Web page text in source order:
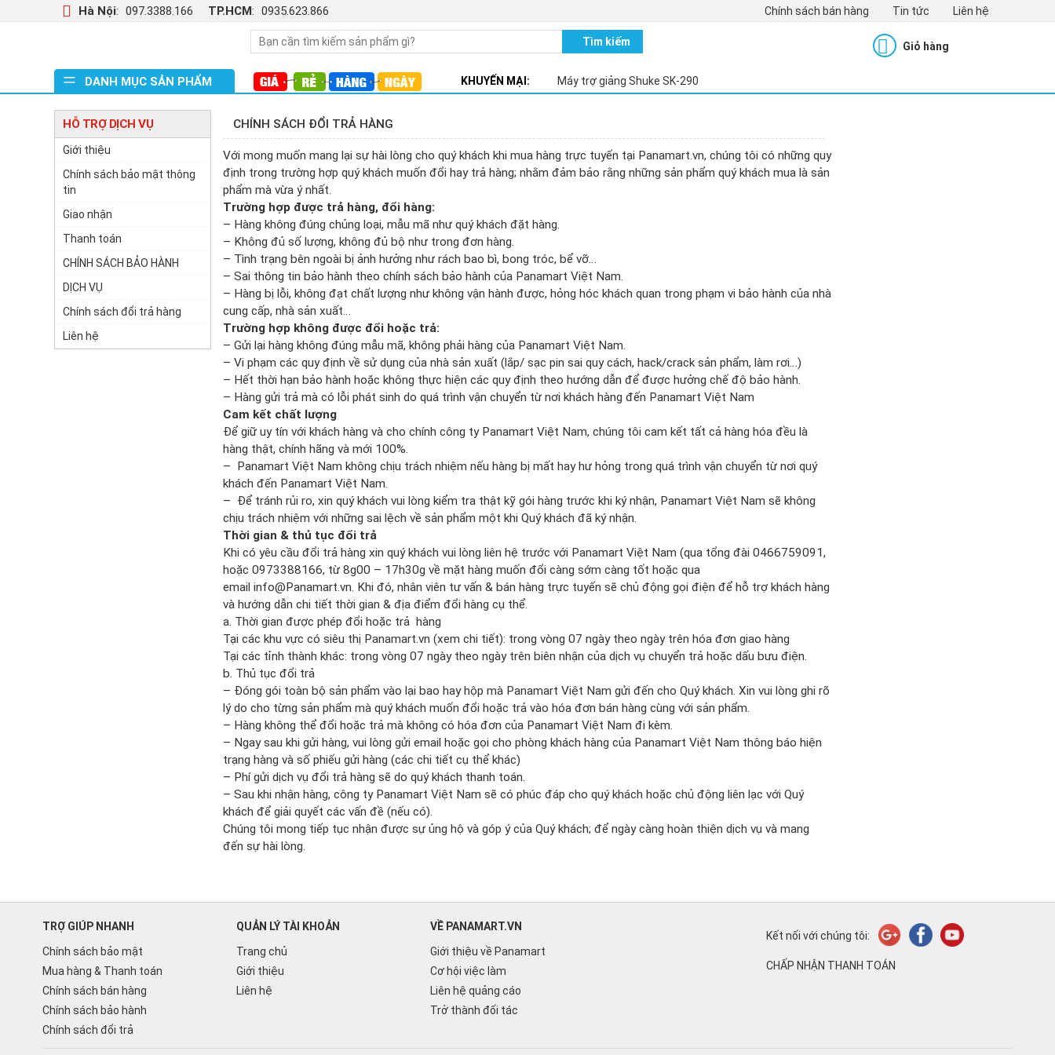
Hà Nội: 097.3388.166 TP.HCM: 0935.623.866 Liên hệ
Tin tức
Chính sách bán hàng
Giỏ hàng
DANH MỤC SẢN PHẨM KHUYẾN MẠI:
Máy trợ giảng Shuke SK-290
Loa kéo Takpro T80
Tủ sấy quần áo Samsung LBT-19S
HỖ TRỢ DỊCH VỤ
Giới thiệu
Chính sách bảo mật thông
tin
Giao nhận
Thanh toán
CHÍNH SÁCH BẢO HÀNH
DỊCH VỤ
Chính sách đổi trả hàng
Liên hệ
CHÍNH SÁCH ĐỔI TRẢ HÀNG
Với mong muốn mang lại sự hài lòng cho quý khách khi mua hàng trực tuyến tại Panamart.vn, chúng tôi có những quy
định trong trường hợp quý khách muốn đổi hay trả hàng; nhằm đảm bảo rằng những sản phẩm quý khách mua là sản
phẩm mà vừa ý nhất.
Trường hợp được trả hàng, đổi hàng:
– Hàng không đúng chủng loại, mẫu mã như quý khách đặt hàng.
– Không đủ số lượng, không đủ bộ như trong đơn hàng.
– Tình trạng bên ngoài bị ảnh hưởng như rách bao bì, bong tróc, bể vỡ…
– Sai thông tin bảo hành theo chính sách bảo hành của Panamart Việt Nam.
– Hàng bị lỗi, không đạt chất lượng như không vận hành được, hỏng hóc khách quan trong phạm vi bảo hành của nhà
cung cấp, nhà sản xuất…
Trường hợp không được đổi hoặc trả:
– Gửi lại hàng không đúng mẫu mã, không phải hàng của Panamart Việt Nam.
– Vi phạm các quy định về sử dụng của nhà sản xuất (lắp/ sạc pin sai quy cách, hack/crack sản phẩm, làm rơi…)
– Hết thời hạn bảo hành hoặc không thực hiện các quy định theo hướng dẫn để được hưởng chế độ bảo hành.
– Hàng gửi trả mà có lỗi phát sinh do quá trình vận chuyển từ nơi khách hàng đến Panamart Việt Nam
Cam kết chất lượng
Để giữ uy tín với khách hàng và cho chính công ty Panamart Việt Nam, chúng tôi cam kết tất cả hàng hóa đều là
hàng thật, chính hãng và mới 100%.
– Panamart Việt Nam không chịu trách nhiệm nếu hàng bị mất hay hư hỏng trong quá trình vận chuyển từ nơi quý
khách đến Panamart Việt Nam.
– Để tránh rủi ro, xin quý khách vui lòng kiểm tra thật kỹ gói hàng trước khi ký nhận, Panamart Việt Nam sẽ không
chịu trách nhiệm với những sai lệch về sản phẩm một khi Quý khách đã ký nhận.
Thời gian & thủ tục đổi trả
Khi có yêu cầu đổi trả hàng xin quý khách vui lòng liên hệ trước với Panamart Việt Nam (qua tổng đài 0466759091,
hoặc 0973388166, từ 8g00 – 17h30g về mặt hàng muốn đổi càng sớm càng tốt hoặc qua
email info@Panamart.vn. Khi đó, nhân viên tư vấn & bán hàng trực tuyến sẽ chủ động gọi điện để hỗ trợ khách hàng
và hướng dẫn chi tiết thời gian & địa điểm đổi hàng cụ thể.
a. Thời gian được phép đổi hoặc trả hàng
Tại các khu vực có siêu thị Panamart.vn (xem chi tiết): trong vòng 07 ngày theo ngày trên hóa đơn giao hàng
Tại các tỉnh thành khác: trong vòng 07 ngày theo ngày trên biên nhận của dịch vụ chuyển trả hoặc dấu bưu điện.
b. Thủ tục đổi trả
– Đóng gói toàn bộ sản phẩm vào lại bao hay hộp mà Panamart Việt Nam gửi đến cho Quý khách. Xin vui lòng ghi rõ
lý do cho từng sản phẩm mà quý khách muốn đổi hoặc trả vào hóa đơn bán hàng cùng với sản phẩm.
– Hàng không thể đổi hoặc trả mà không có hóa đơn của Panamart Việt Nam đi kèm.
– Ngay sau khi gửi hàng, vui lòng gửi email hoặc gọi cho phòng khách hàng của Panamart Việt Nam thông báo hiện
trạng hàng và số phiếu gửi hàng (các chi tiết cụ thể khác)
– Phí gửi dịch vụ đổi trả hàng sẽ do quý khách thanh toán.
– Sau khi nhận hàng, công ty Panamart Việt Nam sẽ có phúc đáp cho quý khách hoặc chủ động liên lạc với Quý
khách để giải quyết các vấn đề (nếu có).
Chúng tôi mong tiếp tục nhận được sự ủng hộ và góp ý của Quý khách; để ngày càng hoàn thiện dịch vụ và mang
đến sự hài lòng.
TRỢ GIÚP NHANH
Chính sách bảo mật
Mua hàng & Thanh toán
Chính sách bán hàng
Chính sách bảo hành
Chính sách đổi trả
QUẢN LÝ TÀI KHOẢN
Trang chủ
Giới thiệu
Liên hệ
VỀ PANAMART.VN
Giới thiệu về Panamart
Cơ hội việc làm
Liên hệ quảng cáo
Trở thành đối tác
Kết nối với chúng tôi:
CHẤP NHẬN THANH TOÁN